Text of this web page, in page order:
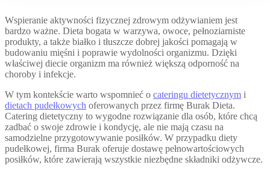
Wspieranie aktywności fizycznej zdrowym odżywianiem jest
bardzo ważne. Dieta bogata w warzywa, owoce, pełnoziarniste
produkty, a także białko i tłuszcze dobrej jakości pomagają w
budowaniu mięśni i poprawie wydolności organizmu. Dzięki
właściwej diecie organizm ma również większą odporność na
choroby i infekcje.
W tym kontekście warto wspomnieć o cateringu dietetycznym i
dietach pudełkowych oferowanych przez firmę Burak Dieta.
Catering dietetyczny to wygodne rozwiązanie dla osób, które chcą
zadbać o swoje zdrowie i kondycję, ale nie mają czasu na
samodzielne przygotowywanie posiłków. W przypadku diety
pudełkowej, firma Burak oferuje dostawę pełnowartościowych
posiłków, które zawierają wszystkie niezbędne składniki odżywcze.